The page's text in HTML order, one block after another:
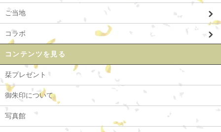
ご当地
コラボ
コンテンツを見る
栞プレゼント
御朱印について
写真館